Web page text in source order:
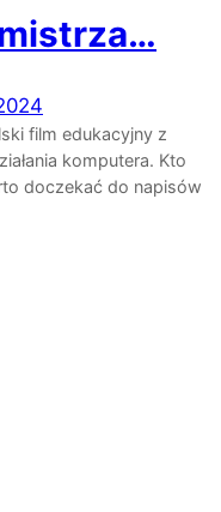
film edukacyjny z
komputera. Kto
doczekać do napisów